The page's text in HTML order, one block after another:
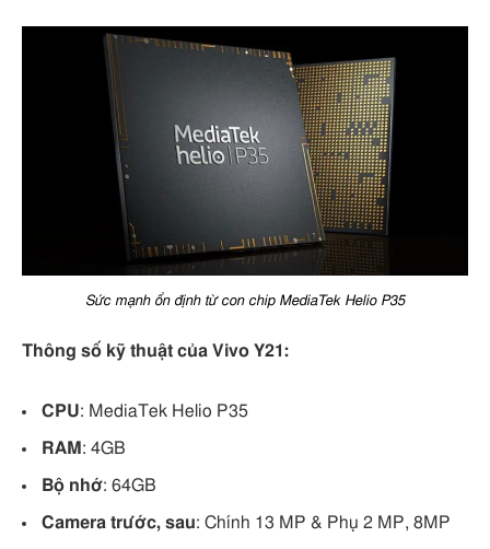
Sức mạnh ổn định từ con chip MediaTek Helio P35
Thông số kỹ thuật của Vivo Y21:
CPU: MediaTek Helio P35
RAM : 4GB
Bộ nhớ: 64GB
Camera trước, sau: Chính 13 MP & Phụ 2 MP, 8MP